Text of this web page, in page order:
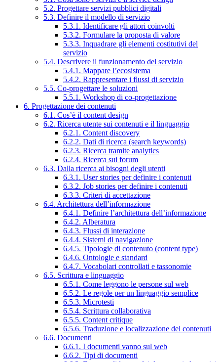
5.2. Progettare servizi pubblici digitali
5.3. Definire il modello di servizio
5.3.1. Identificare gli attori coinvolti
5.3.2. Formulare la proposta di valore
5.3.3. Inquadrare gli elementi costitutivi del
servizio
5.4. Descrivere il funzionamento del servizio
5.4.1. Mappare l’ecosistema
5.4.2. Rappresentare i flussi di servizio
5.5. Co-progettare le soluzioni
5.5.1. Workshop di co-progettazione
6. Progettazione dei contenuti
6.1. Cos’è il content design
6.2. Ricerca utente sui contenuti e il linguaggio
6.2.1. Content discovery
6.2.2. Dati di ricerca (search keywords)
6.2.3. Ricerca tramite analytics
6.2.4. Ricerca sui forum
6.3. Dalla ricerca ai bisogni degli utenti
6.3.1. User stories per definire i contenuti
6.3.2. Job stories per definire i contenuti
6.3.3. Criteri di accettazione
6.4. Architettura dell’informazione
6.4.1. Definire l’architettura dell’informazione
6.4.2. Alberatura
6.4.3. Flussi di interazione
6.4.4. Sistemi di navigazione
6.4.5. Tipologie di contenuto (content type)
6.4.6. Ontologie e standard
6.4.7. Vocabolari controllati e tassonomie
6.5. Scrittura e linguaggio
6.5.1. Come leggono le persone sul web
6.5.2. Le regole per un linguaggio semplice
6.5.3. Microtesti
6.5.4. Scrittura collaborativa
6.5.5. Content critique
6.5.6. Traduzione e localizzazione dei contenuti
6.6. Documenti
6.6.1. I documenti vanno sul web
6.6.2. Tipi di documenti